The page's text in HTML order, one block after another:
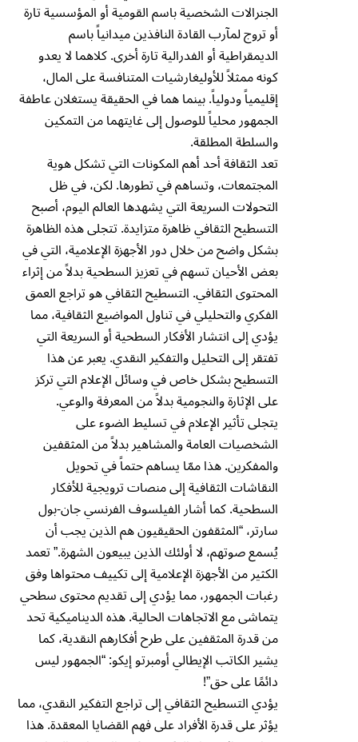
الجنرالات الشخصية باسم القومية أو المؤسسية تارة
أو تروج لمآرب القادة النافذين ميدانياً باسم
الديمقراطية أو الفدرالية تارة أخرى. كلاهما لا يعدو
كونه ممثلاً للأوليغارشيات المتنافسة على المال،
إقليمياً ودولياً. بينما هما في الحقيقة يستغلان عاطفة
الجمهور محلياً للوصول إلى غايتهما من التمكين
والسلطة المطلقة.
تعد الثقافة أحد أهم المكونات التي تشكل هوية
المجتمعات، وتساهم في تطورها. لكن، في ظل
التحولات السريعة التي يشهدها العالم اليوم، أصبح
التسطيح الثقافي ظاهرة متزايدة. تتجلى هذه الظاهرة
بشكل واضح من خلال دور الأجهزة الإعلامية، التي في
بعض الأحيان تسهم في تعزيز السطحية بدلاً من إثراء
المحتوى الثقافي. التسطيح الثقافي هو تراجع العمق
الفكري والتحليلي في تناول المواضيع الثقافية، مما
يؤدي إلى انتشار الأفكار السطحية أو السريعة التي
تفتقر إلى التحليل والتفكير النقدي. يعبر عن هذا
التسطيح بشكل خاص في وسائل الإعلام التي تركز
على الإثارة والنجومية بدلاً من المعرفة والوعي.
يتجلى تأثير الإعلام في تسليط الضوء على
الشخصيات العامة والمشاهير بدلاً من المثقفين
والمفكرين. هذا ممّا يساهم حتماً في تحويل
النقاشات الثقافية إلى منصات ترويجية للأفكار
السطحية. كما أشار الفيلسوف الفرنسي جان-بول
سارتر، “المثقفون الحقيقيون هم الذين يجب أن
يُسمع صوتهم، لا أولئك الذين يبيعون الشهرة.” تعمد
الكثير من الأجهزة الإعلامية إلى تكييف محتواها وفق
رغبات الجمهور، مما يؤدي إلى تقديم محتوى سطحي
يتماشى مع الاتجاهات الحالية. هذه الديناميكية تحد
من قدرة المثقفين على طرح أفكارهم النقدية، كما
يشير الكاتب الإيطالي أومبرتو إيكو: “الجمهور ليس
دائمًا على حق”!
يؤدي التسطيح الثقافي إلى تراجع التفكير النقدي، مما
يؤثر على قدرة الأفراد على فهم القضايا المعقدة. هذا